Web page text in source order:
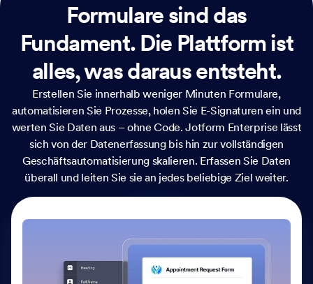
Formulare sind das
Fundament.Die Plattform ist
alles, was daraus entsteht.
Erstellen Sie innerhalb weniger Minuten Formulare,
automatisieren Sie Prozesse, holen Sie E-Signaturen ein und
werten Sie Daten aus – ohne Code. Jotform Enterprise lässt
sich von der Datenerfassung bis hin zur vollständigen
Geschäftsautomatisierung skalieren. Erfassen Sie Daten
überall und leiten Sie sie an jedes beliebige Ziel weiter.